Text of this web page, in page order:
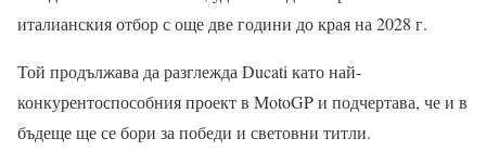
италианския отбор с още две години до края на 2028 г.
Той продължава да разглежда Ducati като най-
конкурентоспособния проект в MotoGP и подчертава, че и в
бъдеще ще се бори за победи и световни титли.